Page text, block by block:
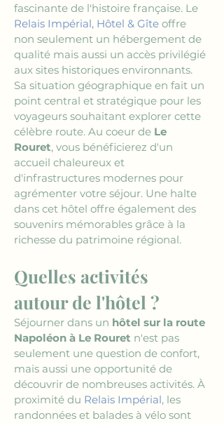
fascinante de l'histoire française. Le
Relais Impérial, Hôtel & Gîte offre
non seulement un hébergement de
qualité mais aussi un accès privilégié
aux sites historiques environnants.
Sa situation géographique en fait un
point central et stratégique pour les
voyageurs souhaitant explorer cette
célèbre route. Au coeur de Le
Rouret, vous bénéficierez d'un
accueil chaleureux et
d'infrastructures modernes pour
agrémenter votre séjour. Une halte
dans cet hôtel offre également des
souvenirs mémorables grâce à la
richesse du patrimoine régional.
Quelles activités
autour de l'hôtel ?
Séjourner dans un hôtel sur la route
Napoléon à Le Rouret n'est pas
seulement une question de confort,
mais aussi une opportunité de
découvrir de nombreuses activités. À
proximité du Relais Impérial, les
randonnées et balades à vélo sont